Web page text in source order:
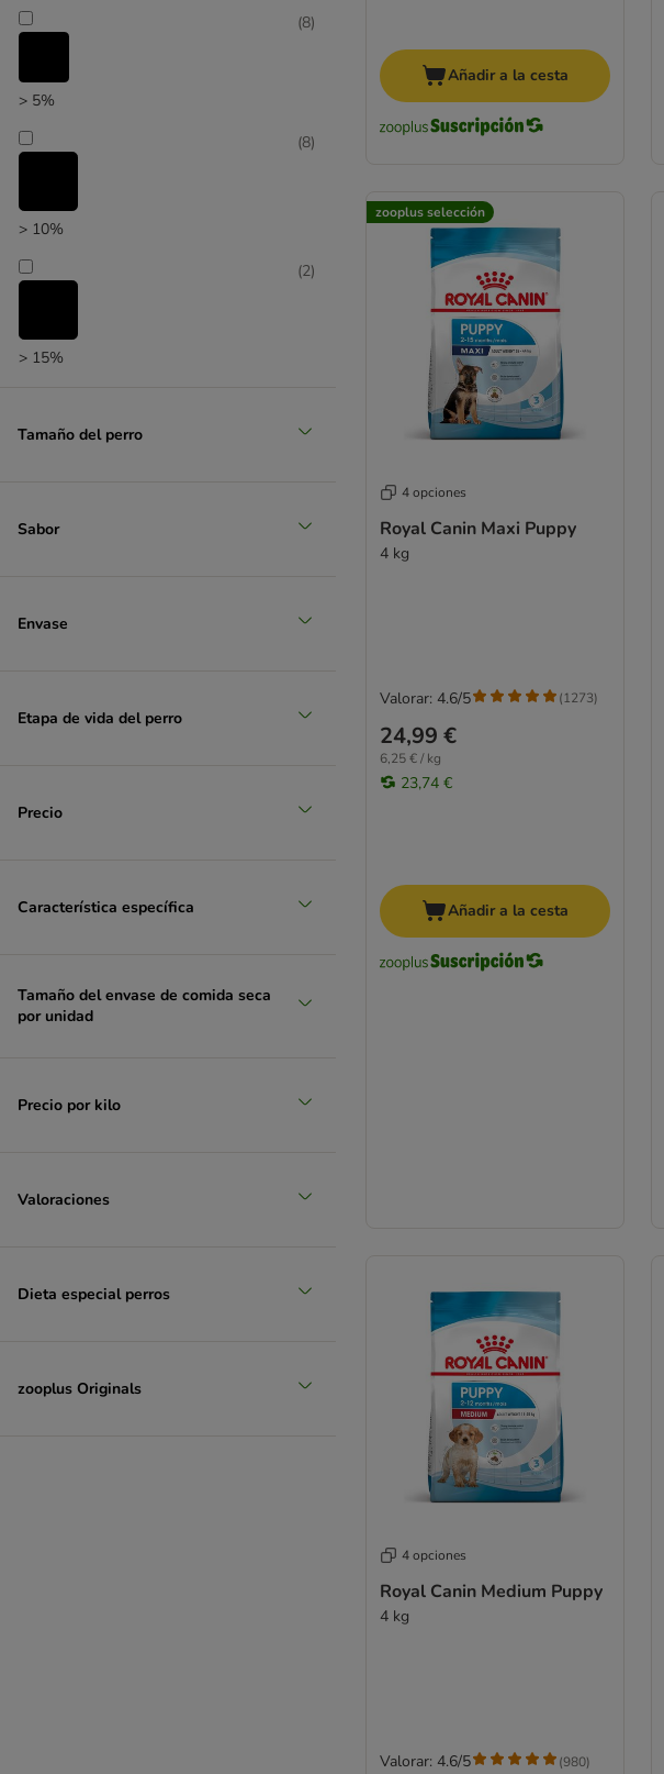
zooplus selección
> 5%
(8)
> 10%
(8)
> 15%
(2)
Tamaño del perro
Sabor
Envase
Etapa de vida del perro
Precio
Característica específica
Tamaño del envase de comida seca
por unidad
Precio por kilo
Valoraciones
Dieta especial perros
zooplus Originals
Añadir a la cesta
zooplus selección
4 opciones
Royal Canin Maxi Puppy
4 kg
24,99 €
6,25 € / kg
23,74 €
Valorar: 4.6/5 (1273)
Añadir a la cesta
4 opciones
Royal Canin Medium Puppy
4 kg
Valorar: 4.6/5 (980)